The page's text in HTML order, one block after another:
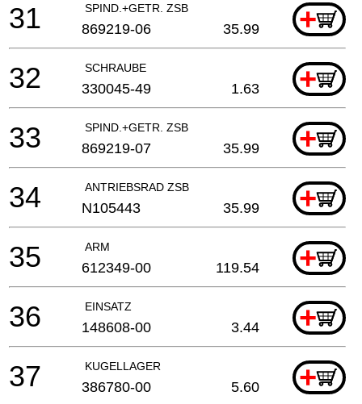
SPIND.+GETR. ZSB +
31 869219-06 35.99
SCHRAUBE +
32 330045-49 1.63
SPIND.+GETR. ZSB +
33 869219-07 35.99
ANTRIEBSRAD ZSB +
34 N105443 35.99
ARM +
35 612349-00 119.54
EINSATZ +
36 148608-00 3.44
KUGELLAGER +
37 386780-00 5.60